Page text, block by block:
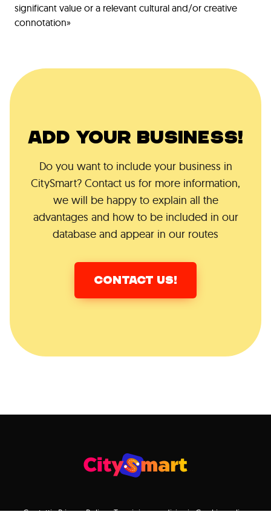
significant value or a relevant cultural and/or creative
connotation»
ADD YOUR BUSINESS!
Do you want to include your business in
CitySmart? Contact us for more information,
we will be happy to explain all the
advantages and how to be included in our
database and appear in our routes
CONTACT US!
Contatti Privacy Policy Termini e condizioni Cookie policy